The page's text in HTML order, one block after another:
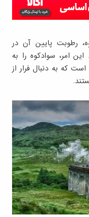
رطوبت پایین آن در
امر، سوادکوه را به
که به دنبال فرار از